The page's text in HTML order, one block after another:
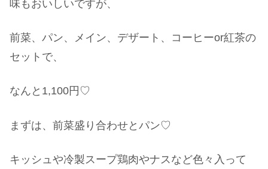
味もおいしいですが、
前菜、パン、メイン、デザート、コーヒーor紅茶の
セットで、
なんと1,100円♡
まずは、前菜盛り合わせとパン♡
キッシュや冷製スープ鶏肉やナスなど色々入って